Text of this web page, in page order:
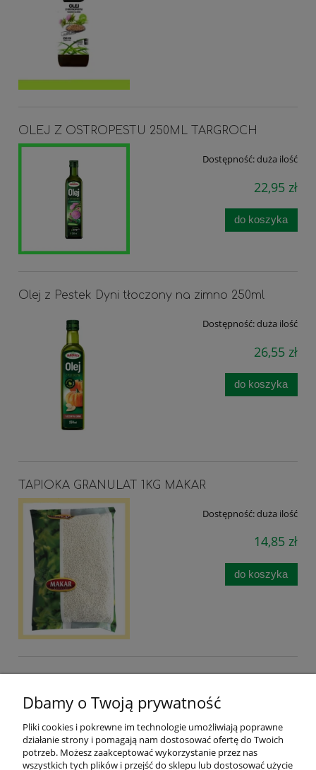
OLEJ Z OSTROPESTU 250ML TARGROCH
Dostępność:duża ilość
22,95 zł
do koszyka
Olej z Pestek Dyni tłoczony na zimno 250ml
Dostępność:duża ilość
26,55 zł
do koszyka
TAPIOKA GRANULAT 1KG MAKAR
Dostępność:duża ilość
14,85 zł
do koszyka
Pomoc
Dbamy o Twoją prywatność
Pliki cookies i pokrewne im technologie umożliwiają poprawne
działanie strony i pomagają nam dostosować ofertę do Twoich
potrzeb. Możesz zaakceptować wykorzystanie przez nas
wszystkich tych plików i przejść do sklepu lub dostosować użycie